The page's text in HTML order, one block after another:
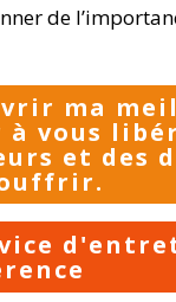
de
ma
vous
et des